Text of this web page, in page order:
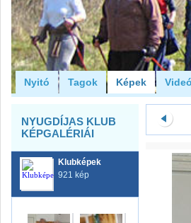
Nyitó Tagok Képek
NYUGDÍJAS KLUB
KÉPGALÉRIÁI
Klubképek
921 kép